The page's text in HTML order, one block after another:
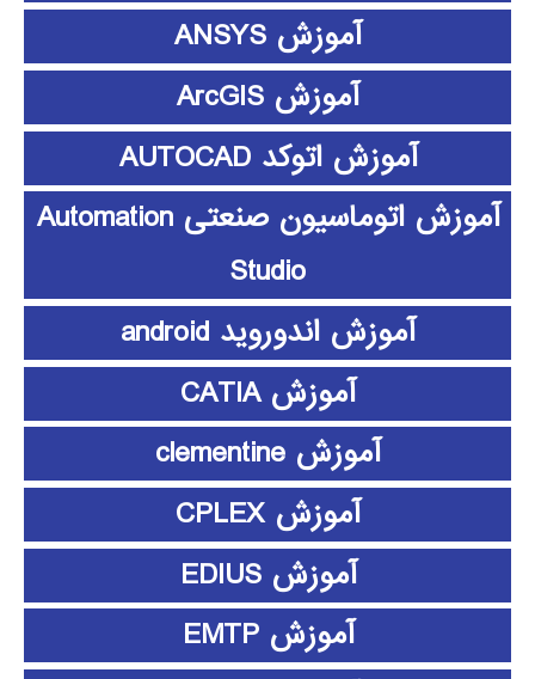
آموزش ANSYS
آموزش ArcGIS
آموزش اتوکد AUTOCAD
آموزش اتوماسیون صنعتی Automation
Studio
آموزش اندوروید android
آموزش CATIA
آموزش clementine
آموزش CPLEX
آموزش EDIUS
آموزش EMTP